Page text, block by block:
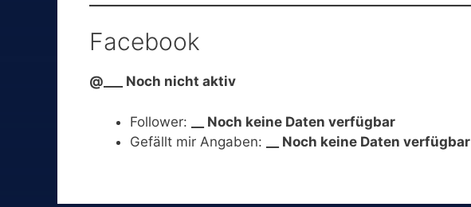
Facebook
@___ Noch nicht aktiv
Follower:
__ Noch keine Daten verfügbar
Gefällt mir Angaben:
__ Noch keine Daten verfügbar